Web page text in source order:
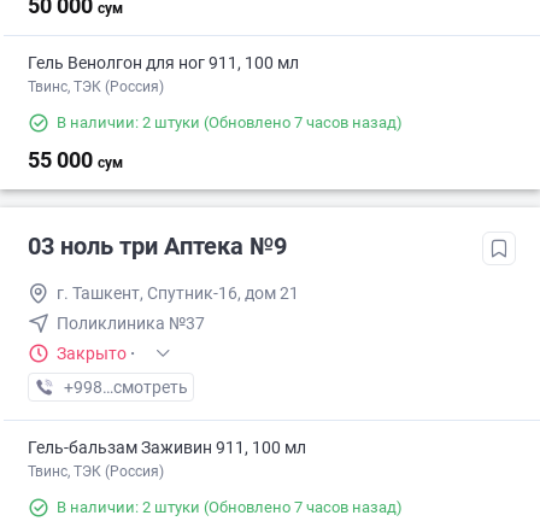
50 000 сум
Гель Венолгон для ног 911, 100 мл
Твинс, ТЭК (Россия)
В наличии: 2 штуки (Обновлено 7 часов назад)
55 000 сум
03 ноль три Аптека №9
г. Ташкент, Спутник-16, дом 21
Поликлиника №37
Закрыто ·
+998 (77) XXX-XX-XX
смотреть
Гель-бальзам Заживин 911, 100 мл
Твинс, ТЭК (Россия)
В наличии: 2 штуки (Обновлено 7 часов назад)